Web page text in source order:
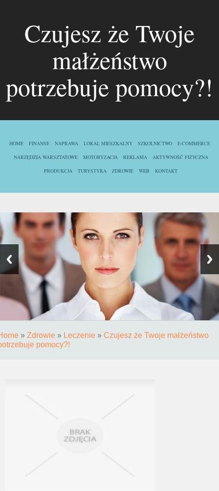
Czujesz że Twoje
małżeństwo
potrzebuje pomocy?!
HOME FINANSE NAPRAWA LOKAL MIESZKALNY SZKOLNICTWO
E-COMMERCE
NARZĘDZIA WARSZTATOWE
MOTORYZACJA REKLAMA
AKTYWNOŚĆ FIZYCZNA
PRODUKCJA
TURYSTYKA ZDROWIE WEB KONTAKT
» Zdrowie » Leczenie » Czujesz że Twoje małżeństwo
pomocy?!